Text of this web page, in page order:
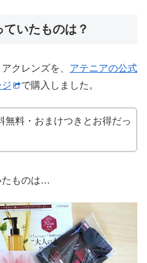
いたものは？
クレンズを、 アテニアの公式
で購入しました。
無料・おまけつきとお得だっ
たものは…